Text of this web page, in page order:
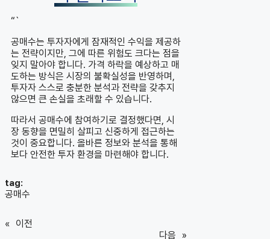
“`
공매수는 투자자에게 잠재적인 수익을 제공하
는 전략이지만, 그에 따른 위험도 크다는 점을
잊지 말아야 합니다. 가격 하락을 예상하고 매
도하는 방식은 시장의 불확실성을 반영하며,
투자자 스스로 충분한 분석과 전략을 갖추지
않으면 큰 손실을 초래할 수 있습니다.
따라서 공매수에 참여하기로 결정했다면, 시
장 동향을 면밀히 살피고 신중하게 접근하는
것이 중요합니다. 올바른 정보와 분석을 통해
보다 안전한 투자 환경을 마련해야 합니다.
tag:
공매수
« 이전
다음 »